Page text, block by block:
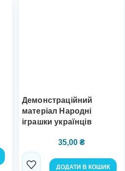
Демонстраційний
матеріал Народні
іграшки українців
35,00 ₴
ДОДАТИ В КОШИК